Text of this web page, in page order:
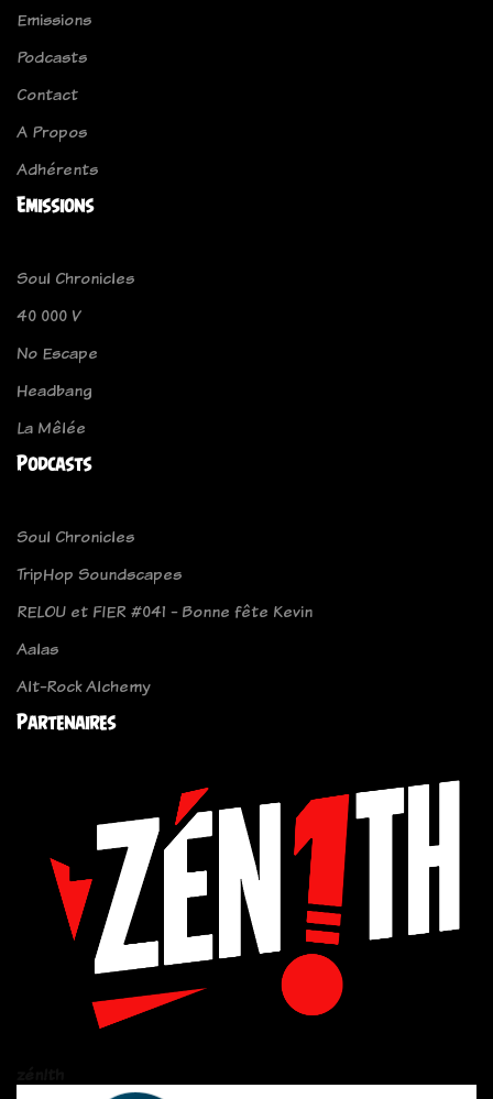
Emissions
Podcasts
Contact
A Propos
Adhérents
Emissions
Soul Chronicles
40 000 V
No Escape
Headbang
La Mêlée
Podcasts
Soul Chronicles
TripHop Soundscapes
RELOU et FIER #041 - Bonne fête Kevin
Aalas
Alt-Rock Alchemy
Partenaires